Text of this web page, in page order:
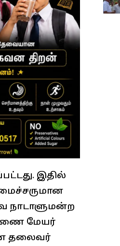
இதில்
நாடாளுமன்ற
மேயர்
தலைவர்